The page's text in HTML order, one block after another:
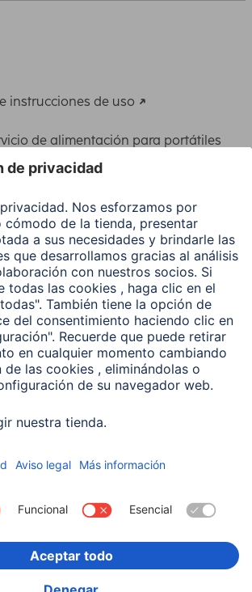
instrucciones de uso
de alimentación para portátiles
Mundo
Escoger Pais